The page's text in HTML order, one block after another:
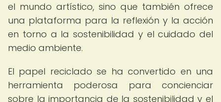
el mundo artístico, sino que también ofrece
una plataforma para la reflexión y la acción
en torno a la sostenibilidad y el cuidado del
medio ambiente.
El papel reciclado se ha convertido en una
herramienta poderosa para concienciar
sobre la importancia de la sostenibilidad y el